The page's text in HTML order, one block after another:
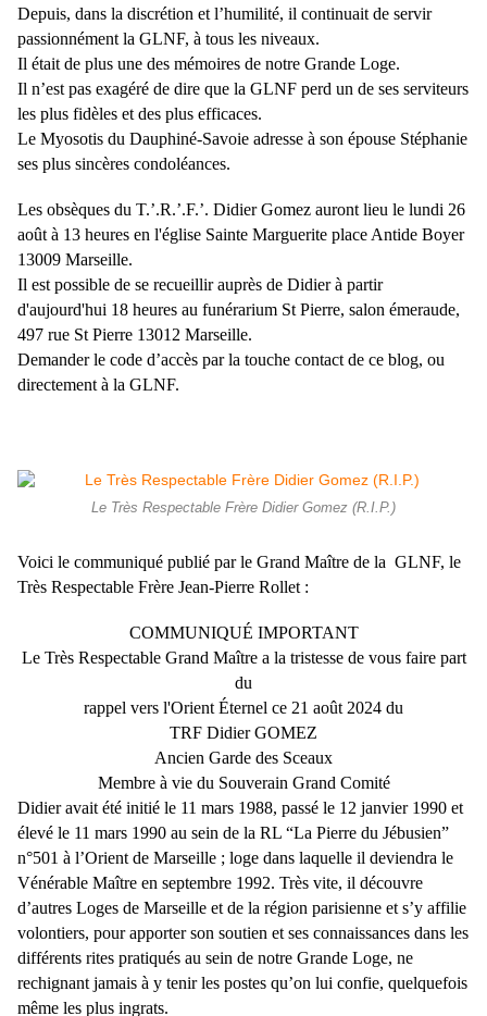
Depuis, dans la discrétion et l’humilité, il continuait de servir
passionnément la GLNF, à tous les niveaux.
Il était de plus une des mémoires de notre Grande Loge.
Il n’est pas exagéré de dire que la GLNF perd un de ses serviteurs
les plus fidèles et des plus efficaces.
Le Myosotis du Dauphiné-Savoie adresse à son épouse Stéphanie
ses plus sincères condoléances.
Les obsèques du T.’.R.’.F.’. Didier Gomez auront lieu le lundi 26
août à 13 heures en l'église Sainte Marguerite place Antide Boyer
13009 Marseille.
Il est possible de se recueillir auprès de Didier à partir
d'aujourd'hui 18 heures au funérarium St Pierre, salon émeraude,
497 rue St Pierre 13012 Marseille.
Demander le code d’accès par la touche contact de ce blog, ou
directement à la GLNF.
Le Très Respectable Frère Didier Gomez (R.I.P.)
Voici le communiqué publié par le Grand Maître de la GLNF, le
Très Respectable Frère Jean-Pierre Rollet :
COMMUNIQUÉ IMPORTANT
Le Très Respectable Grand Maître a la tristesse de vous faire part
du
rappel vers l'Orient Éternel ce 21 août 2024 du
TRF Didier GOMEZ
Ancien Garde des Sceaux
Membre à vie du Souverain Grand Comité
Didier avait été initié le 11 mars 1988, passé le 12 janvier 1990 et
élevé le 11 mars 1990 au sein de la RL “La Pierre du Jébusien”
n°501 à l’Orient de Marseille ; loge dans laquelle il deviendra le
Vénérable Maître en septembre 1992. Très vite, il découvre
d’autres Loges de Marseille et de la région parisienne et s’y affilie
volontiers, pour apporter son soutien et ses connaissances dans les
différents rites pratiqués au sein de notre Grande Loge, ne
rechignant jamais à y tenir les postes qu’on lui confie, quelquefois
même les plus ingrats.